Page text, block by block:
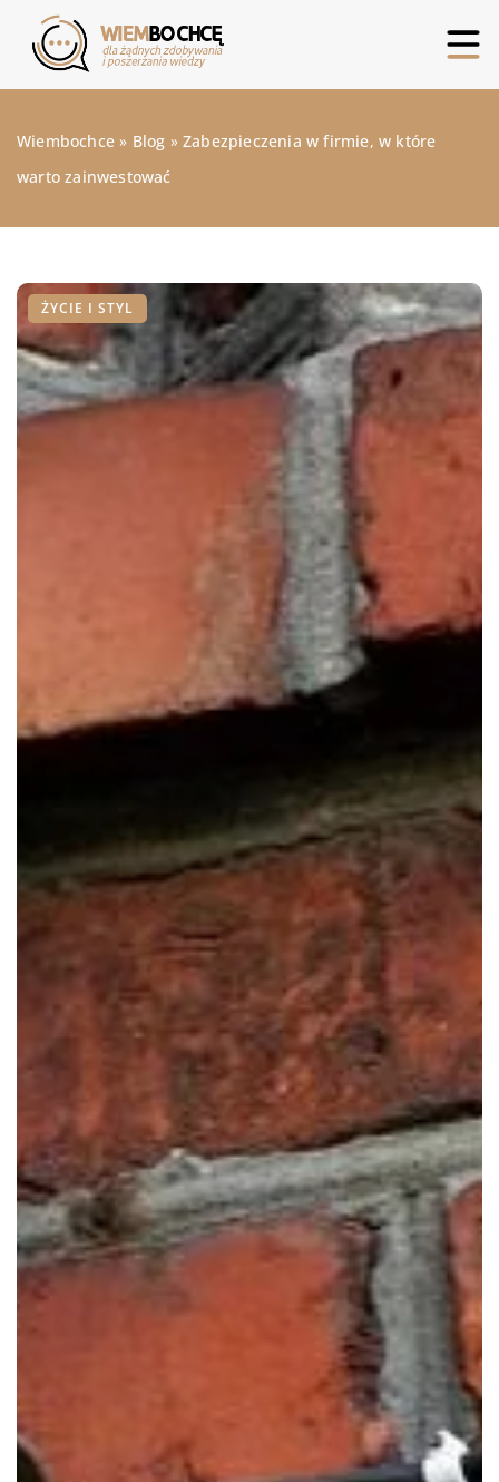
Wiembochce » Blog »Zabezpieczenia w firmie, w które
warto zainwestować
ŻYCIE I STYL